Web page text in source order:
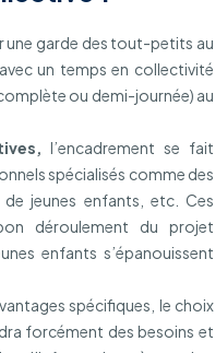
une garde des tout-petits au
un temps en collectivité
ou demi-journée) au
l’encadrement se fait
spécialisés comme des
de jeunes enfants, etc. Ces
déroulement du projet
enfants s’épanouissent
spécifiques, le choix
forcément des besoins et